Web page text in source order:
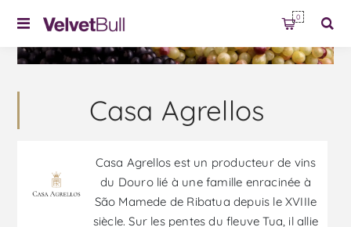
0
Casa Agrellos
Casa Agrellos est un producteur de vins
du Douro lié à une famille enracinée à
São Mamede de Ribatua depuis le XVIIIe
siècle. Sur les pentes du fleuve Tua, il allie